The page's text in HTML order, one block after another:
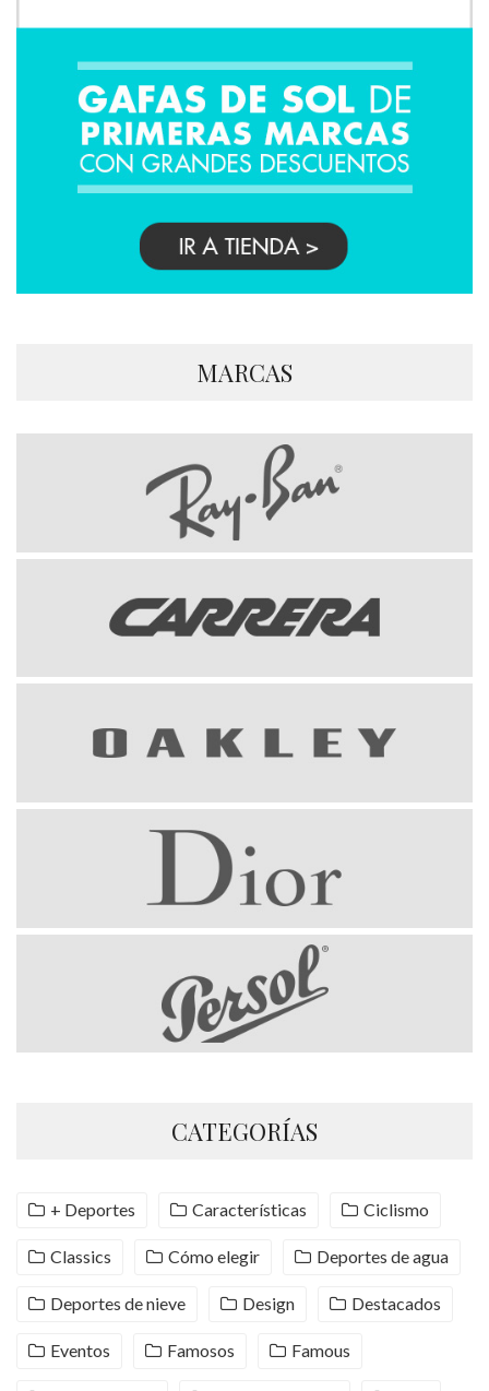
MARCAS
CATEGORÍAS
+ Deportes Características Ciclismo
Classics Cómo elegir Deportes de agua
Deportes de nieve Design Destacados
Eventos Famosos Famous